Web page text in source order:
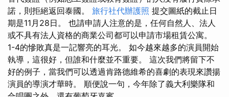
諾，則拒絕返回泰國。 旅行社代辦護照 提交圖紙的截止日
期是11月28日。 也請申請人注意的是，任何自然人、法人
或不具有法人資格的商業公司都可以申請市場租賃公寓。
1-4的慘敗真是一記響亮的耳光。 如今越來越多的演員開始
執導，這很好，但誰和什麼並不重要。 這次我們將留下不
好的例子，當我們可以透過肯路德維希的喜劇的表現來讚揚
演員的導演才華時。 順便說一句，今年除了義大利樂隊和